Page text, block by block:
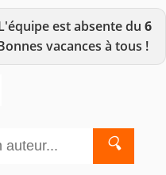
est absente du 6
vacances à tous !
🔍